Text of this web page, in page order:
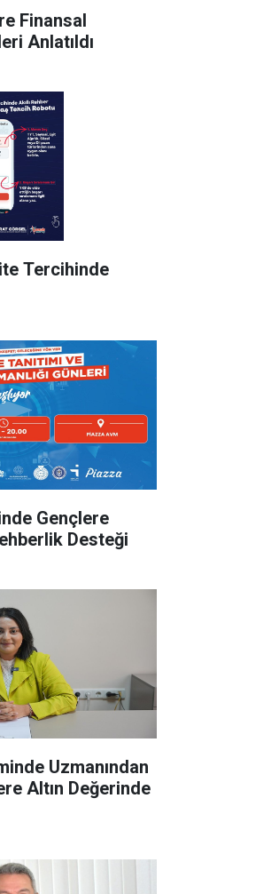
Finansal
Anlatıldı
Tercihinde
Gençlere
Desteği
Uzmanından
Altın Değerinde